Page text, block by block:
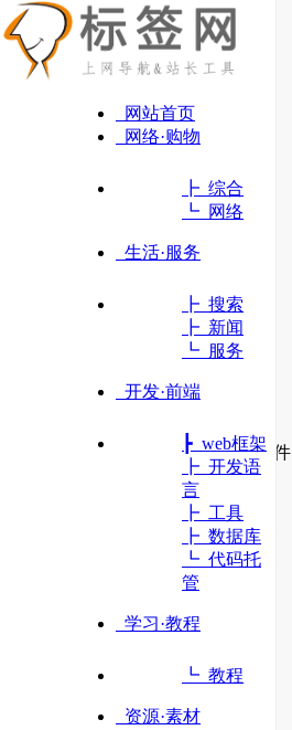
网站首页
网络·购物
┣ 综合
┗ 网络
生活·服务
┣ 搜索
┣ 新闻
┗ 服务
开发·前端
┣ web框架
┣ 开发语
言
┣ 工具
┣ 数据库
┗ 代码托
管
学习·教程
┗ 教程
资源·素材
一款世界有名的数据库管理软件